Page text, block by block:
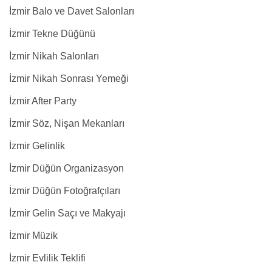
İzmir Balo ve Davet Salonları
İzmir Tekne Düğünü
İzmir Nikah Salonları
İzmir Nikah Sonrası Yemeği
İzmir After Party
İzmir Söz, Nişan Mekanları
İzmir Gelinlik
İzmir Düğün Organizasyon
İzmir Düğün Fotoğrafçıları
İzmir Gelin Saçı ve Makyajı
İzmir Müzik
İzmir Evlilik Teklifi